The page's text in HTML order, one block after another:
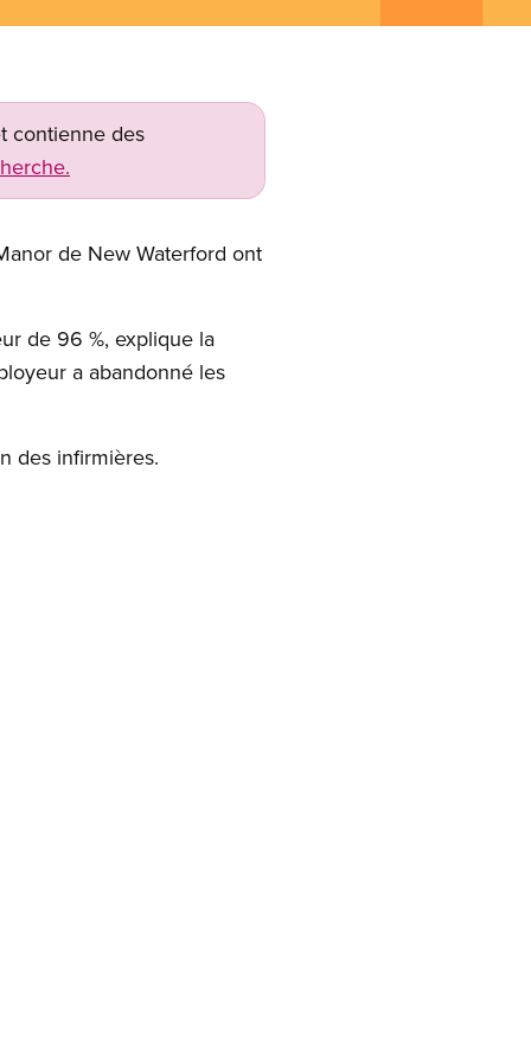
contienne des
de New Waterford ont
de 96 %, explique la
a abandonné les
des infirmières.